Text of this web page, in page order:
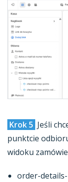
Krok 5 Jeśli
punktcie
widoku
order-